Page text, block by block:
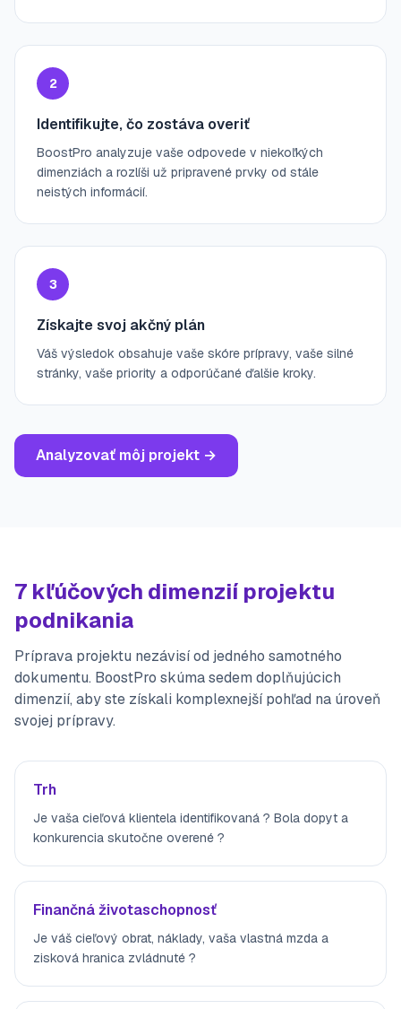
2
Identifikujte, čo zostáva overiť
BoostPro analyzuje vaše odpovede v niekoľkých
dimenziách a rozlíši už pripravené prvky od stále
neistých informácií.
3
Získajte svoj akčný plán
Váš výsledok obsahuje vaše skóre prípravy, vaše silné
stránky, vaše priority a odporúčané ďalšie kroky.
Analyzovať môj projekt →
7 kľúčových dimenzií projektu
podnikania
Príprava projektu nezávisí od jedného samotného
dokumentu. BoostPro skúma sedem doplňujúcich
dimenzií, aby ste získali komplexnejší pohľad na úroveň
svojej prípravy.
Trh
Je vaša cieľová klientela identifikovaná ? Bola dopyt a
konkurencia skutočne overené ?
Finančná životaschopnosť
Je váš cieľový obrat, náklady, vaša vlastná mzda a
zisková hranica zvládnuté ?